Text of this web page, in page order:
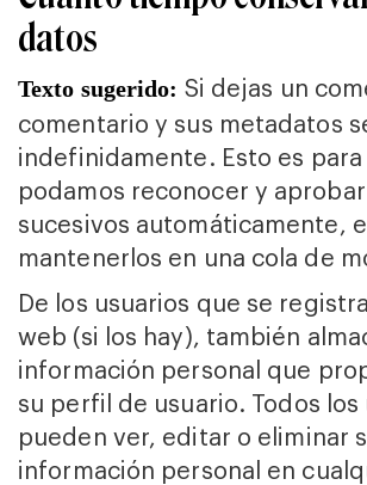
datos
Texto sugerido: Si dejas un
comentario y sus metadatos
indefinidamente. Esto es
podamos reconocer y
sucesivos automáticamente,
mantenerlos en una cola de
De los usuarios que se
web (si los hay), también
información personal que
su perfil de usuario. Todos los
pueden ver, editar o eliminar
información personal en